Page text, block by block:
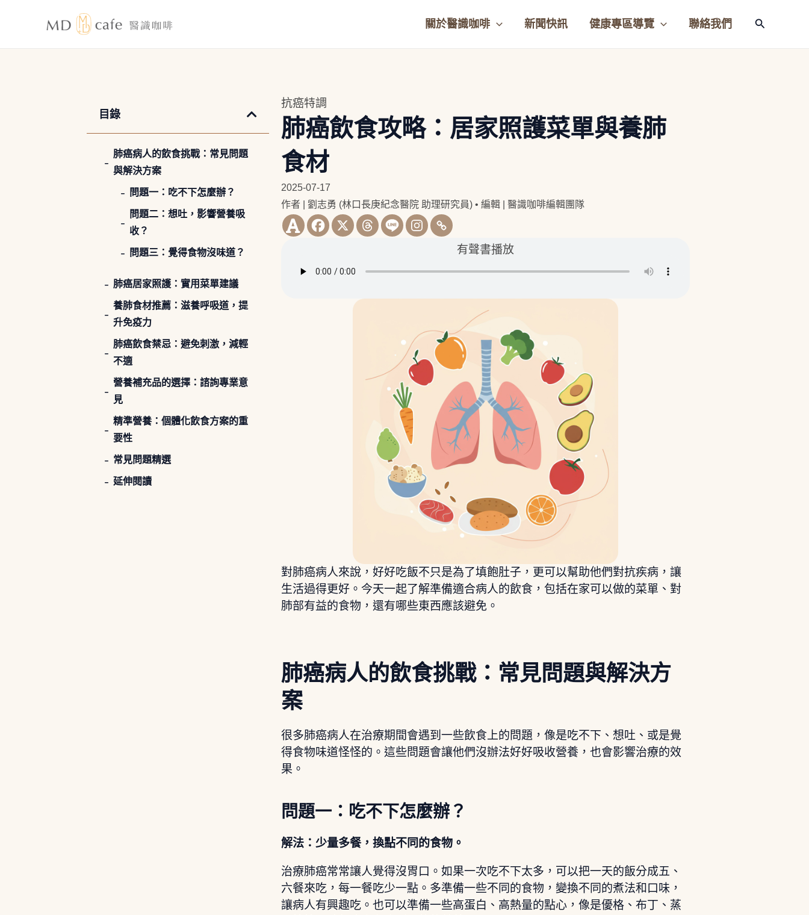
關於醫識咖啡 新聞快訊 健康專區導覽 聯絡我們
搜
目錄
肺癌病人的飲食挑戰：常見問題
與解決方案
問題一：吃不下怎麼辦？
問題二：想吐，影響營養吸
收？
問題三：覺得食物沒味道？
肺癌居家照護：實用菜單建議
養肺食材推薦：滋養呼吸道，提
升免疫力
肺癌飲食禁忌：避免刺激，減輕
不適
營養補充品的選擇：諮詢專業意
見
精準營養：個體化飲食方案的重
要性
常見問題精選
延伸閱讀
抗癌特調
肺癌飲食攻略：居家照護菜單與養肺
食材
2025-07-17
作者 | 劉志勇 (林口長庚紀念醫院 助理研究員)• 編輯 | 醫識咖啡編輯團隊
有聲書播放
對肺癌病人來說，好好吃飯不只是為了填飽肚子，更可以幫助他們對抗疾病，讓
生活過得更好。今天一起了解準備適合病人的飲食，包括在家可以做的菜單、對
肺部有益的食物，還有哪些東西應該避免。
肺癌病人的飲食挑戰：常見問題與解決方
案
很多肺癌病人在治療期間會遇到一些飲食上的問題，像是吃不下、想吐、或是覺
得食物味道怪怪的。這些問題會讓他們沒辦法好好吸收營養，也會影響治療的效
果。
問題一：吃不下怎麼辦？
解法：少量多餐，換點不同的食物。
治療肺癌常常讓人覺得沒胃口。如果一次吃不下太多，可以把一天的飯分成五、
六餐來吃，每一餐吃少一點。多準備一些不同的食物，變換不同的煮法和口味，
讓病人有興趣吃。也可以準備一些高蛋白、高熱量的點心，像是優格、布丁、蒸